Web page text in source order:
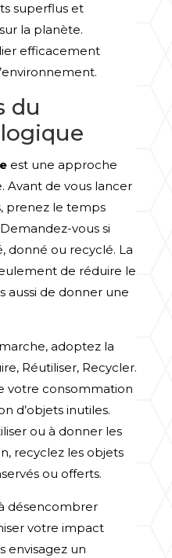
superflus et
la planète.
efficacement
du
est une approche
Avant de vous lancer
prenez le temps
vous si
donné ou recyclé. La
de réduire le
aussi de donner une
adoptez la
Réutiliser, Recycler.
votre consommation
d’objets inutiles.
ou à donner les
recyclez les objets
ou offerts.
désencombrer
votre impact
envisagez un